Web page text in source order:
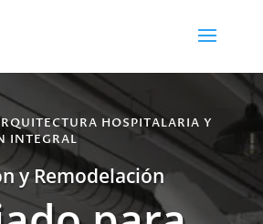
HOSPITALARIA Y
INTEGRAL
y Remodelación